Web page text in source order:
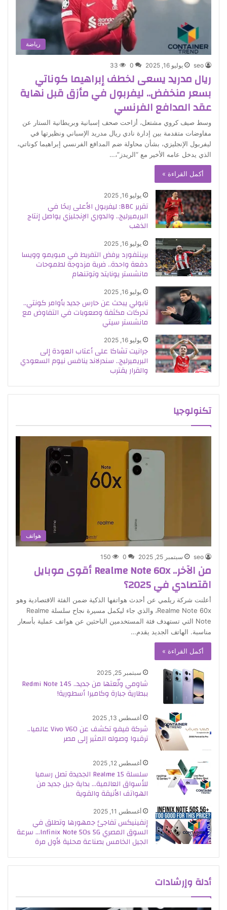
رياضة
seo يوليو 16, 2025 0
33
ريال مدريد يسعى لخطف إبراهيما كوناتي
بسعر منخفض.. ليفربول في مأزق قبل نهاية
عقد المدافع الفرنسي
وسط صيف كروي مشتعل، أزاحت صحف إسبانية وبريطانية الستار عن
مفاوضات متقدمة بين إدارة نادي ريال مدريد الإسباني ونظيرتها في
ليفربول الإنجليزي، بشأن محاولة ضم المدافع الفرنسي إبراهيما كوناتي،
الذي يدخل عامه الأخير مع “الريدز”،…
أكمل القراءة »
يوليو 16, 2025
تقرير BBC: ليفربول الأعلى ربحًا في
البريميرليج.. والدوري الإنجليزي يواصل إنتاج
الذهب
يوليو 16, 2025
برينتفورد يرفض التفريط في مبويمو وويسا
دفعة واحدة.. ضربة مزدوجة لطموحات
مانشستر يونايتد وتوتنهام
يوليو 16, 2025
نابولي يبحث عن حارس جديد بأوامر كونتي..
تحركات مكثفة وصعوبات في التفاوض مع
مانشستر سيتي
يوليو 16, 2025
جرانيت تشاكا على أعتاب العودة إلى
البريميرليج.. سندرلاند ينافس نيوم السعودي
والقرار يقترب
تكنولوجيا
هواتف
seo سبتمبر 25, 2025 0
150
من الآخر.. Realme Note 60x أقوى موبايل
اقتصادي في 2025؟
أعلنت شركة ريلمي عن أحدث هواتفها الذكية ضمن الفئة الاقتصادية وهو
Realme Note 60x، والذي جاء ليكمل مسيرة نجاح سلسلة Realme
Note التي تستهدف فئة المستخدمين الباحثين عن هواتف عملية بأسعار
مناسبة. الهاتف الجديد يقدم…
أكمل القراءة »
سبتمبر 25, 2025
شاومي ولّعتها من جديد.. Redmi Note 14S
ببطارية جبارة وكاميرا أسطورية!
أغسطس 13, 2025
شركة فيفو تكشف عن Vivo V60 عالميا..
ترقبوا وصوله المثير إلى مصر
أغسطس 12, 2025
سلسلة Realme 15 الجديدة تصل رسميا
للأسواق العالمية… بداية جيل جديد من
الهواتف الأنيقة والقوية
أغسطس 11, 2025
إنفينيكس تفاجئ جمهورها وتطلق في
السوق المصري Infinix Note 50s 5G… سرعة
الجيل الخامس بصناعة محلية لأول مرة
أدلة وإرشادات